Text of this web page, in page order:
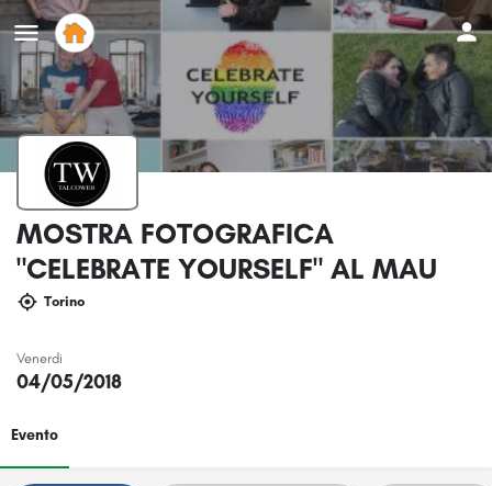
MOSTRA FOTOGRAFICA
"CELEBRATE YOURSELF" AL MAU
Torino
Venerdi
04/05/2018
Evento